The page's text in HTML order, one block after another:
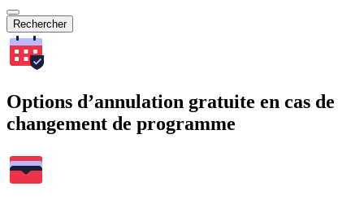
Rechercher
Options d’annulation gratuite en cas de
changement de programme